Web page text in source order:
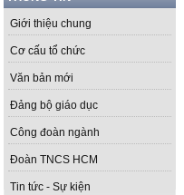
Giới thiệu chung
Cơ cấu tổ chức
Văn bản mới
Đảng bộ giáo dục
Công đoàn ngành
Đoàn TNCS HCM
Tin tức - Sự kiện